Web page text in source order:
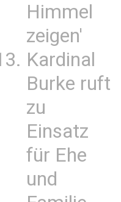
Himmel
zeigen'
Kardinal
Burke ruft
zu
Einsatz
für Ehe
und